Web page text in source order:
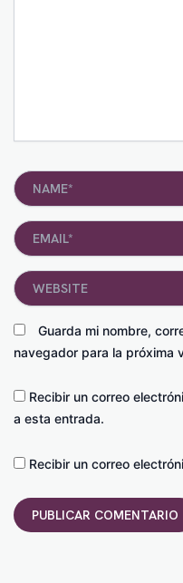
Name*
Email*
Guarda mi nombre,
navegador para la próxima
Website
Recibir un correo
a esta entrada.
Recibir un correo